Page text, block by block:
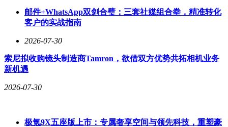
邮件+WhatsApp双剑合璧：三套社媒组合拳，精准转化
客户的实战指南
2026-07-30
索尼拟收购镜头制造商Tamron，欲借双方优势共拓相机业务
新机遇
2026-07-30
极氪9X五座版上市：专属奢享空间与领先科技，重塑豪